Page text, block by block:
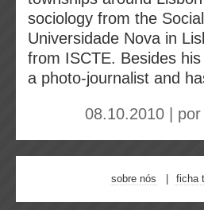
sociology from the
Universidade Nova in
from ISCTE. Besides
a photo-journalist and
08.10.2010 | por
sobre nós ficha